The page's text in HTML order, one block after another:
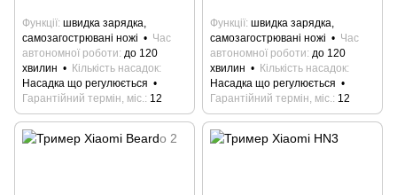
Функції швидка зарядка,
самозагострювані ножі
Час
автономної роботи до 120
хвилин
Кількість насадок
Насадка що регулюється
Гарантійний термін, міс. 12
Функції швидка зарядка,
самозагострювані ножі
Час
автономної роботи до 120
хвилин
Кількість насадок
Насадка що регулюється
Гарантійний термін, міс. 12